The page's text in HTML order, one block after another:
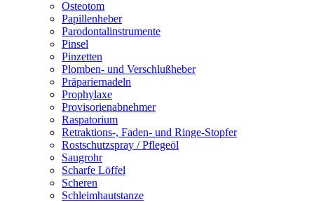
Osteotom
Papillenheber
Parodontalinstrumente
Pinsel
Pinzetten
Plomben- und Verschlußheber
Präpariernadeln
Prophylaxe
Provisorienabnehmer
Raspatorium
Retraktions-, Faden- und Ringe-Stopfer
Rostschutzspray / Pflegeöl
Saugrohr
Scharfe Löffel
Scheren
Schleimhautstanze